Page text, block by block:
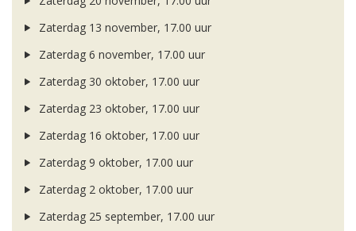
Zaterdag 13 november, 17.00 uur
Zaterdag 6 november, 17.00 uur
Zaterdag 30 oktober, 17.00 uur
Zaterdag 23 oktober, 17.00 uur
Zaterdag 16 oktober, 17.00 uur
Zaterdag 9 oktober, 17.00 uur
Zaterdag 2 oktober, 17.00 uur
Zaterdag 25 september, 17.00 uur